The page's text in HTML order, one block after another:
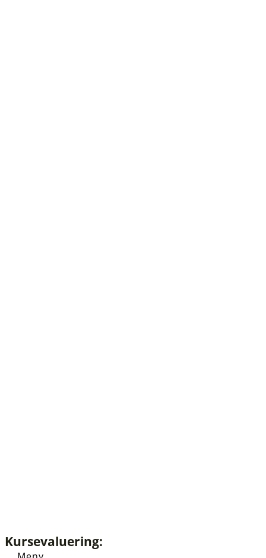
Kursevaluering: